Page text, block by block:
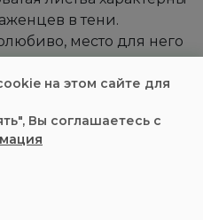
в тени.
место для него
хорошо
корней не
Это
в жаркие
и увяданию.
следить за уровнем
сырости
на этом сайте для
Вы соглашаетесь с